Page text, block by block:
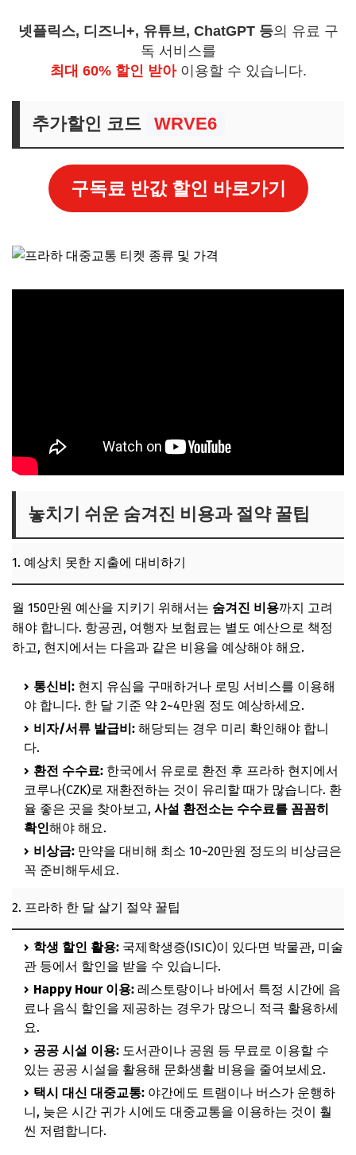
넷플릭스, 디즈니+, 유튜브, ChatGPT 등의 유료 구
독 서비스를
최대 60% 할인 받아이용할 수 있습니다.
추가할인 코드 WRVE6
구독료 반값 할인 바로가기
놓치기 쉬운 숨겨진 비용과 절약 꿀팁
1. 예상치 못한 지출에 대비하기
월 150만원 예산을 지키기 위해서는 숨겨진 비용까지 고려
해야 합니다. 항공권, 여행자 보험료는 별도 예산으로 책정
하고, 현지에서는 다음과 같은 비용을 예상해야 해요.
통신비: 현지 유심을 구매하거나 로밍 서비스를 이용해
야 합니다. 한 달 기준 약 2~4만원 정도 예상하세요.
비자/서류 발급비: 해당되는 경우 미리 확인해야 합니
다.
환전 수수료: 한국에서 유로로 환전 후 프라하 현지에서
코루나(CZK)로 재환전하는 것이 유리할 때가 많습니다. 환
율 좋은 곳을 찾아보고, 사설 환전소는 수수료를 꼼꼼히
확인해야 해요.
비상금: 만약을 대비해 최소 10~20만원 정도의 비상금은
꼭 준비해두세요.
2. 프라하 한 달 살기 절약 꿀팁
학생 할인 활용: 국제학생증(ISIC)이 있다면 박물관, 미술
관 등에서 할인을 받을 수 있습니다.
Happy Hour 이용: 레스토랑이나 바에서 특정 시간에 음
료나 음식 할인을 제공하는 경우가 많으니 적극 활용하세
요.
공공 시설 이용: 도서관이나 공원 등 무료로 이용할 수
있는 공공 시설을 활용해 문화생활 비용을 줄여보세요.
택시 대신 대중교통: 야간에도 트램이나 버스가 운행하
니, 늦은 시간 귀가 시에도 대중교통을 이용하는 것이 훨
씬 저렴합니다.